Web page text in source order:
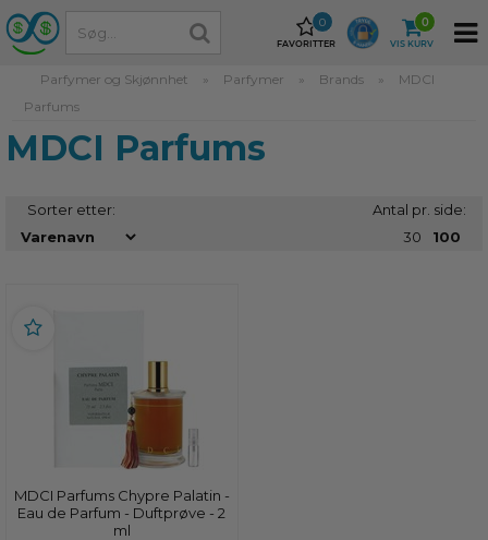
FAVORITTER
0
VIS KURV
0
Parfymer og Skjønnhet » Parfymer » Brands »
MDCI
Parfums
MDCI Parfums
Sorter etter:
Antal pr. side:
30
100
MDCI Parfums Chypre Palatin -
Eau de Parfum - Duftprøve - 2
ml